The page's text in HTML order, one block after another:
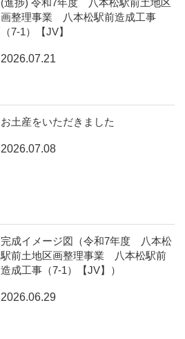
(進捗) 令和7年度 八本松駅前土地区
画整理事業 八本松駅前造成工事
（7-1）【JV】
2026.07.21
お土産をいただきました
2026.07.08
完成イメージ図（令和7年度 八本松
駅前土地区画整理事業 八本松駅前
造成工事（7-1）【JV】）
2026.06.29